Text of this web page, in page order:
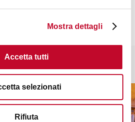
Mostra dettagli
Accetta tutti
selezionati
Rifiuta
anche